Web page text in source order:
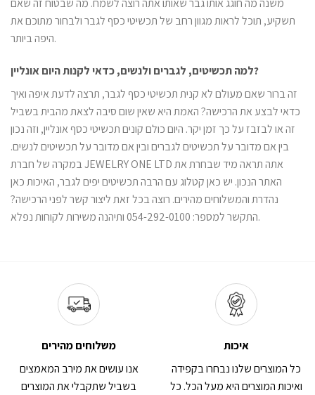
משנה מה חוגג אותו גבר שאותו אתה רוצה לשמח. מה שבטוח זה שאם
תשקיע, תוכל לראות מגוון רחב של תכשיטי כסף לגבר ולבחור מתוכם את
היפה ביותר.
למה תכשיטים, לגברים ולנשים, כדאי לקנות היום אונליין?
זה ברור שאם מעולם לא קנית תכשיטי כסף לגבר, תרצה לדעת איפה ואיך
כדאי לבצע את הרכישה? האמת היא שאין שום סיבה לצאת מהבית בשביל
זה או לבזבז על כך זמן יקר. היום כולם קונים תכשיטי כסף אונליין, וזה נכון
בין אם מדובר על תכשיטים לגברים ובין אם מדובר על תכשיטים לנשים.
במקרה של חברת JEWELRY ONE LTD אתה תראה מיד שבחרת את
האתר הנכון. יש כאן קטלוג עם הרבה תכשיטים יפים לגבר, האיכות כאן
נהדרת והמשלוחים מהירים. רוצה בכל זאת ליצור קשר לפני הרכישה?
התקשר למספר: 054-292-0100 ותיהנה משירות לקוחות נפלא.
משלוחים מהירים
אנו עושים את מירב המאמצים
בשביל שתקבלי את המוצרים
איכות
כל המוצרים שלנו נבחרו בקפידה
ואיכות המוצרים היא מעל הכל. כל